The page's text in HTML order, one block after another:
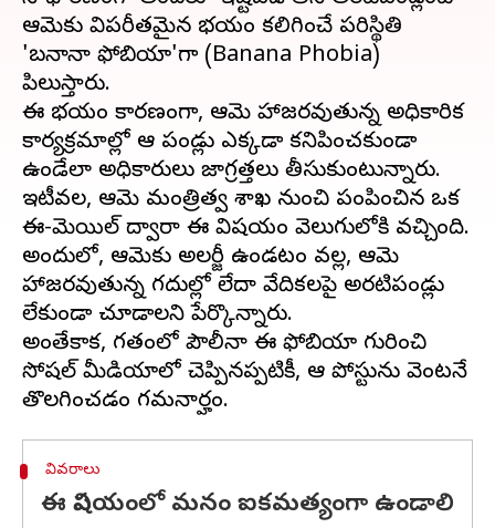
ఆమెకు విపరీతమైన భయం కలిగించే పరిస్థితి
'బనానా ఫోబియా'గా (Banana Phobia)
పిలుస్తారు.
ఈ భయం కారణంగా, ఆమె హాజరవుతున్న అధికారిక
కార్యక్రమాల్లో ఆ పండ్లు ఎక్కడా కనిపించకుండా
ఉండేలా అధికారులు జాగ్రత్తలు తీసుకుంటున్నారు.
ఇటీవల, ఆమె మంత్రిత్వ శాఖ నుంచి పంపించిన ఒక
ఈ-మెయిల్ ద్వారా ఈ విషయం వెలుగులోకి వచ్చింది.
అందులో, ఆమెకు అలర్జీ ఉండటం వల్ల, ఆమె
హాజరవుతున్న గదుల్లో లేదా వేదికలపై అరటిపండ్లు
లేకుండా చూడాలని పేర్కొన్నారు.
అంతేకాక, గతంలో పౌలీనా ఈ ఫోబియా గురించి
సోషల్ మీడియాలో చెప్పినప్పటికీ, ఆ పోస్టును వెంటనే
వివరాలు
ఈ విషయంలో మనం ఐకమత్యంగా ఉండాలి